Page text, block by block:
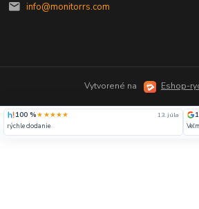
info@monitorrs.com
Vytvorené na Eshop-
100 %★★★★★
13. júla
rýchle dodanie